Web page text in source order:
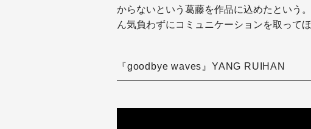
からないという葛藤を作品に込めたという
ん気負わずにコミュニケーションを取って
『goodbye waves』YANG RUIHAN